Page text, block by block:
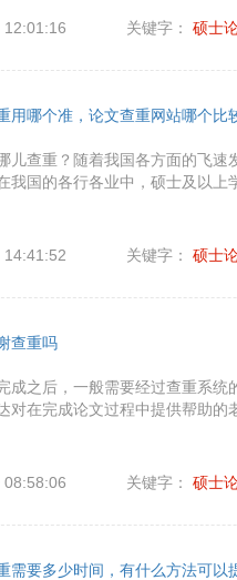
12:01:16 关键字： 硕士
用哪个准，论文查重网站哪个比
儿查重？随着我国各方面的飞
我国的各行各业中，硕士及以
14:41:52 关键字： 硕士
查重吗
成之后，一般需要经过查重系
对在完成论文过程中提供帮助
08:58:06 关键字： 硕士
需要多少时间，有什么方法可以